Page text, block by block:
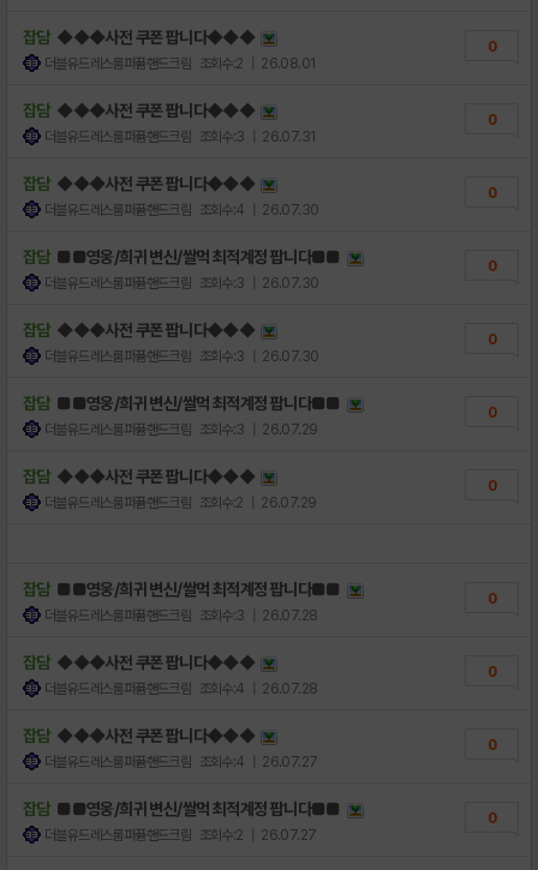
잡담 ◆◆◆사전 쿠폰 팝니다◆◆◆
더블유드레스룸퍼퓸핸드크림 조회수:2 | 26.08.01
0
잡담 ◆◆◆사전 쿠폰 팝니다◆◆◆
더블유드레스룸퍼퓸핸드크림 조회수:3 | 26.07.31
0
잡담 ◆◆◆사전 쿠폰 팝니다◆◆◆
더블유드레스룸퍼퓸핸드크림 조회수:4 | 26.07.30
0
잡담 ■■영웅/희귀 변신/쌀먹 최적계정 팝니다■■
더블유드레스룸퍼퓸핸드크림 조회수:3 | 26.07.30
0
잡담 ◆◆◆사전 쿠폰 팝니다◆◆◆
더블유드레스룸퍼퓸핸드크림 조회수:3 | 26.07.30
0
잡담 ■■영웅/희귀 변신/쌀먹 최적계정 팝니다■■
더블유드레스룸퍼퓸핸드크림 조회수:3 | 26.07.29
0
잡담 ◆◆◆사전 쿠폰 팝니다◆◆◆
더블유드레스룸퍼퓸핸드크림 조회수:2 | 26.07.29
0
잡담 ■■영웅/희귀 변신/쌀먹 최적계정 팝니다■■
더블유드레스룸퍼퓸핸드크림 조회수:3 | 26.07.28
0
잡담 ◆◆◆사전 쿠폰 팝니다◆◆◆
더블유드레스룸퍼퓸핸드크림 조회수:4 | 26.07.28
0
잡담 ◆◆◆사전 쿠폰 팝니다◆◆◆
더블유드레스룸퍼퓸핸드크림 조회수:4 | 26.07.27
0
잡담 ■■영웅/희귀 변신/쌀먹 최적계정 팝니다■■
더블유드레스룸퍼퓸핸드크림 조회수:2 | 26.07.27
0